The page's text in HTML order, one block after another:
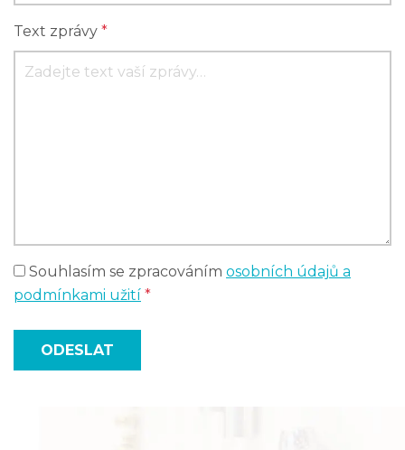
Text zprávy *
Souhlasím se zpracováním osobních údajů a
podmínkami užití *
ODESLAT